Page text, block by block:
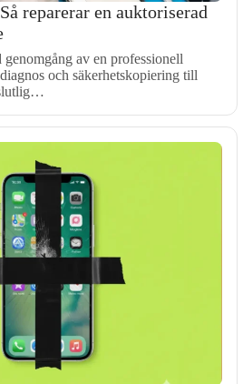
reparerar en auktoriserad
av en professionell
och säkerhetskopiering till